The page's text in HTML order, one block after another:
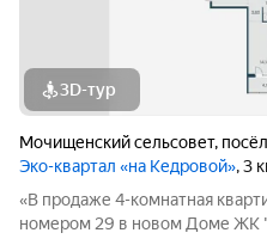
3D-тур
Мочищенский сельсовет,
Эко-квартал «на Кедровой», 3
«В продаже 4-комнатная
номером 29 в новом Доме ЖК